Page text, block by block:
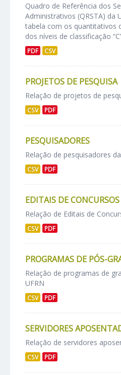
Quadro de Referência dos
Administrativos (QRSTA) da
tabela com os quantitativos
dos níveis de classificação
PDF CSV
PROJETOS DE PESQUISA
Relação de projetos de
CSV PDF
PESQUISADORES
Relação de pesquisadores
CSV PDF
EDITAIS DE CONCURSOS
Relação de Editais de
CSV PDF
PROGRAMAS DE PÓS-
Relação de programas de
UFRN
CSV PDF
SERVIDORES
Relação de servidores
CSV PDF